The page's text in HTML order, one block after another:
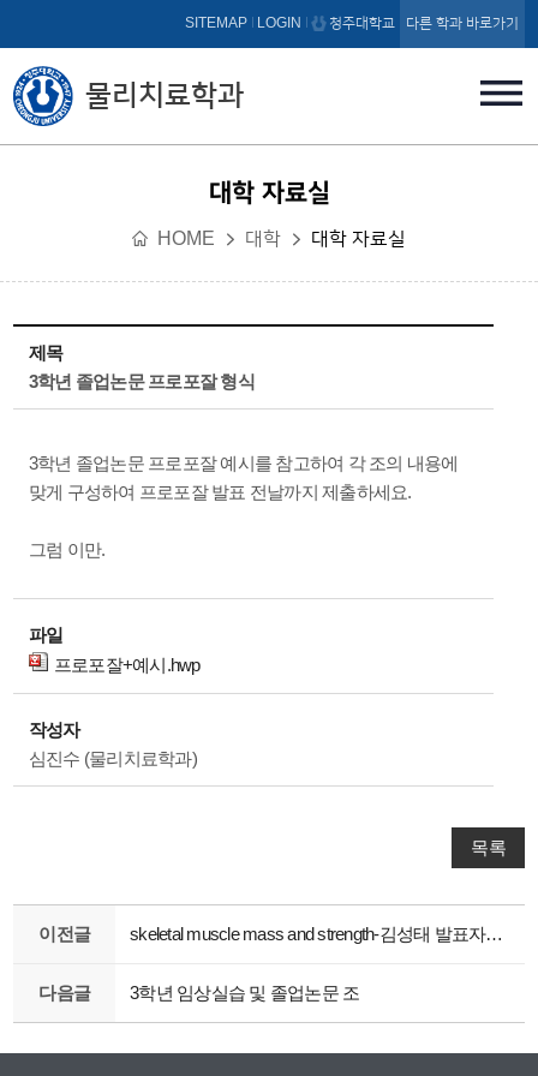
본문 바로가기
물리치료학과
SITEMAP LOGIN 청주대학교 다른 학과 바로가기
대학 자료실
HOME 대학 대학 자료실
제목
3학년 졸업논문 프로포잘 형식
3학년 졸업논문 프로포잘 예시를 참고하여 각 조의 내용에
맞게 구성하여 프로포잘 발표 전날까지 제출하세요.
그럼 이만.
파일
프로포잘+예시.hwp
작성자
심진수 (물리치료학과)
목록
이전글 skeletal muscle mass and strength-김성태 발표자료 입니다.
다음글 3학년 임상실습 및 졸업논문 조